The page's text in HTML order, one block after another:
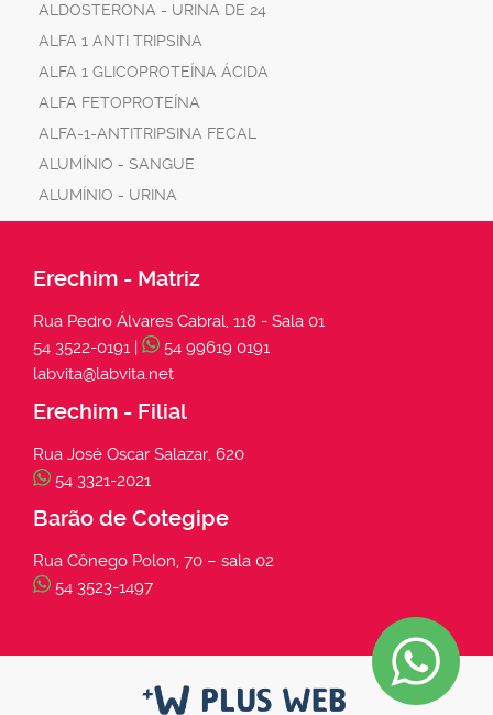
ALDOSTERONA - URINA DE 24
ALFA 1 ANTI TRIPSINA
ALFA 1 GLICOPROTEÍNA ÁCIDA
ALFA FETOPROTEÍNA
ALFA-1-ANTITRIPSINA FECAL
ALUMÍNIO - SANGUE
ALUMÍNIO - URINA
Erechim - Matriz
Rua Pedro Álvares Cabral, 118 - Sala 01
54 3522-0191 |
54 99619 0191
labvita@labvita.net
Erechim - Filial
Rua José Oscar Salazar, 620
54 3321-2021
Barão de Cotegipe
Rua Cônego Polon, 70 – sala 02
54 3523-1497